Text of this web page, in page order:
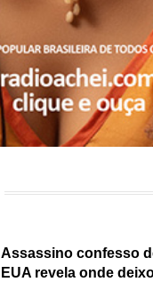
Assassino confesso
EUA revela onde